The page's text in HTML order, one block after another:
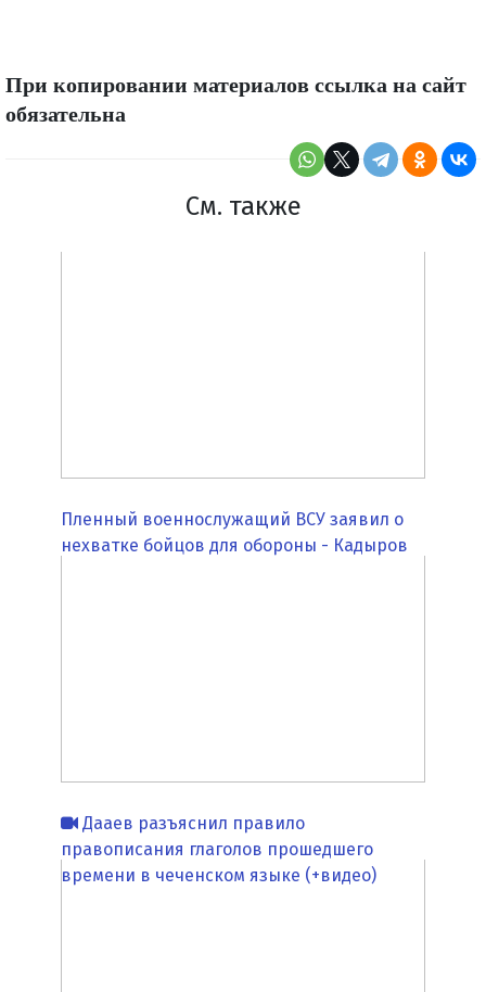
При копировании материалов ссылка на сайт
обязательна
См. также
Пленный военнослужащий ВСУ заявил о
нехватке бойцов для обороны - Кадыров
Дааев разъяснил правило
правописания глаголов прошедшего
времени в чеченском языке (+видео)